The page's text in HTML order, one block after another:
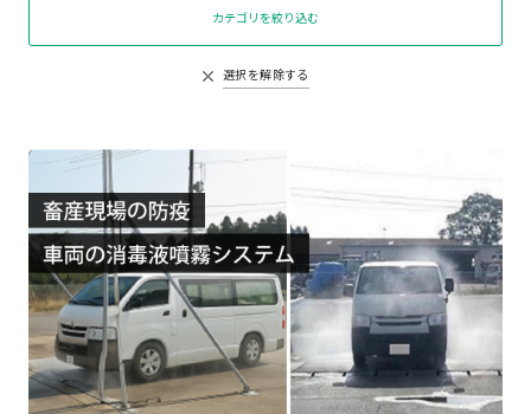
カテゴリを絞り込む
選択を解除する